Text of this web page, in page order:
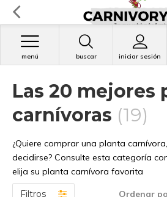
buscar iniciar sesión
menú
Las 20 mejores
carnívoras (19)
¿Quiere comprar una planta
decidirse? Consulte esta categoría
elija su planta carnívora favorita
Filtros Ordenar